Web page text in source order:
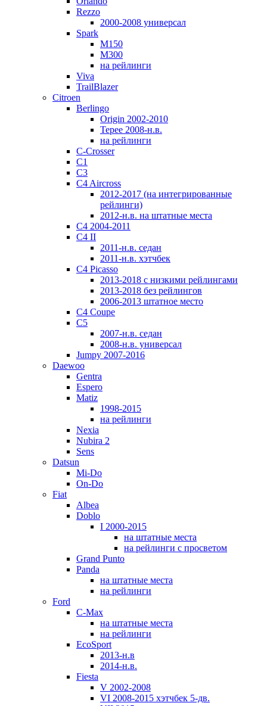
Rezzo
2000-2008 универсал
Spark
M150
M300
на рейлинги
Viva
TrailBlazer
Citroen
Berlingo
Origin 2002-2010
Tepee 2008-н.в.
на рейлинги
C-Crosser
C1
C3
C4 Aircross
2012-2017 (на интегрированные
рейлинги)
2012-н.в. на штатные места
C4 2004-2011
C4 II
2011-н.в. седан
2011-н.в. хэтчбек
C4 Picasso
2013-2018 с низкими рейлингами
2013-2018 без рейлингов
2006-2013 штатное место
C4 Coupe
C5
2007-н.в. седан
2008-н.в. универсал
Jumpy 2007-2016
Daewoo
Gentra
Espero
Matiz
1998-2015
на рейлинги
Nexia
Nubira 2
Sens
Datsun
Mi-Do
On-Do
Fiat
Albea
Doblo
I 2000-2015
на штатные места
на рейлинги с просветом
Grand Punto
Panda
на штатные места
на рейлинги
Ford
C-Max
на штатные места
на рейлинги
EcoSport
2013-н.в
2014-н.в.
Fiesta
V 2002-2008
VI 2008-2015 хэтчбек 5-дв.